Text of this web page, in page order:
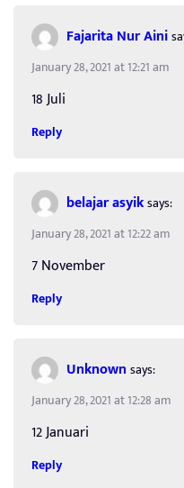
Fajarita Nur Aini
January 28, 2021 at 12:21 am
18 Juli
Reply
belajar asyiksays:
January 28, 2021 at 12:22 am
7 November
Reply
Unknown says:
January 28, 2021 at 12:28 am
12 Januari
Reply